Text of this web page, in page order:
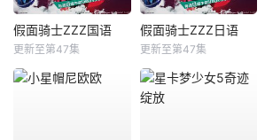
假面骑士ZZZ国语
更新至第47集
假面骑士ZZZ日语
更新至第47集